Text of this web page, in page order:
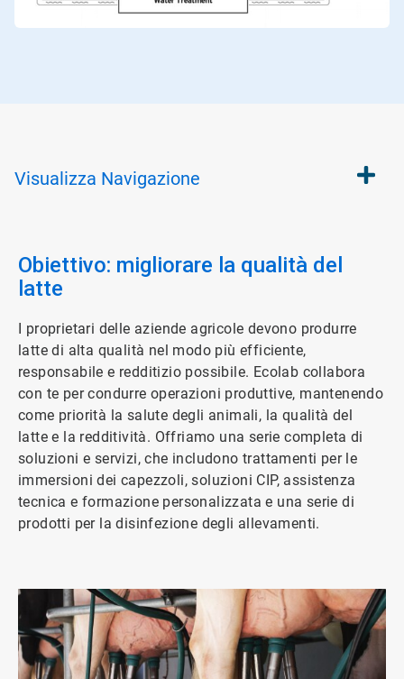
Visualizza Navigazione
Obiettivo: migliorare la qualità del
latte
I proprietari delle aziende agricole devono produrre
latte di alta qualità nel modo più efficiente,
responsabile e redditizio possibile. Ecolab collabora
con te per condurre operazioni produttive, mantenendo
come priorità la salute degli animali, la qualità del
latte e la redditività. Offriamo una serie completa di
soluzioni e servizi, che includono trattamenti per le
immersioni dei capezzoli, soluzioni CIP, assistenza
tecnica e formazione personalizzata e una serie di
prodotti per la disinfezione degli allevamenti.